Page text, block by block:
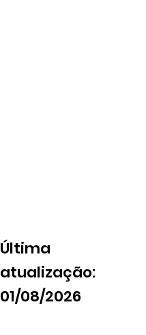
Última
atualização:
01/08/2026